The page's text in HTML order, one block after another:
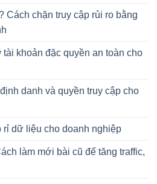
Cách chặn truy cập rủi ro bằng
tài khoản đặc quyền an toàn cho
danh và quyền truy cập cho
rỉ dữ liệu cho doanh nghiệp
làm mới bài cũ để tăng traffic,